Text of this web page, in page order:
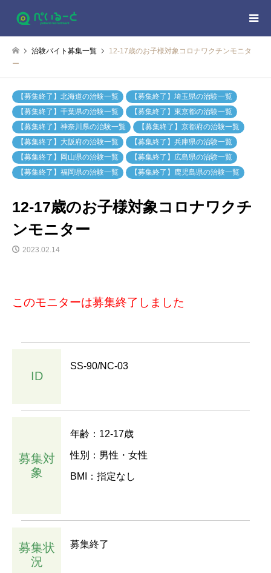
治験バイト募集一覧
12-17歳のお子様対象コロナワクチンモニタ
ー
【募集終了】北海道の治験一覧
【募集終了】埼玉県の治験一覧
【募集終了】千葉県の治験一覧
【募集終了】東京都の治験一覧
【募集終了】神奈川県の治験一覧
【募集終了】京都府の治験一覧
【募集終了】大阪府の治験一覧
【募集終了】兵庫県の治験一覧
【募集終了】岡山県の治験一覧
【募集終了】広島県の治験一覧
【募集終了】福岡県の治験一覧
【募集終了】鹿児島県の治験一覧
12-17歳のお子様対象コロナワクチ
ンモニター
2023.02.14
このモニターは募集終了しました
ID
SS-90/NC-03
募集対
象
年齢：12-17歳
性別：男性・女性
BMI：指定なし
募集状
況
募集終了